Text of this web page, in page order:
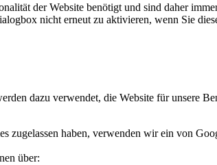
der Website benötigt und sind daher
nicht erneut zu aktivieren, wenn Sie
dazu verwendet, die Website für unsere
zugelassen haben, verwenden wir ein von
über: